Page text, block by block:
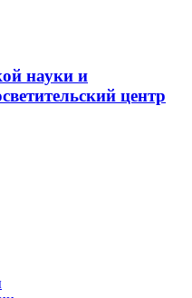
науки и
центр